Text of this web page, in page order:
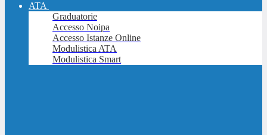
ATA
Graduatorie
Accesso Noipa
Accesso Istanze Online
Modulistica ATA
Modulistica Smart